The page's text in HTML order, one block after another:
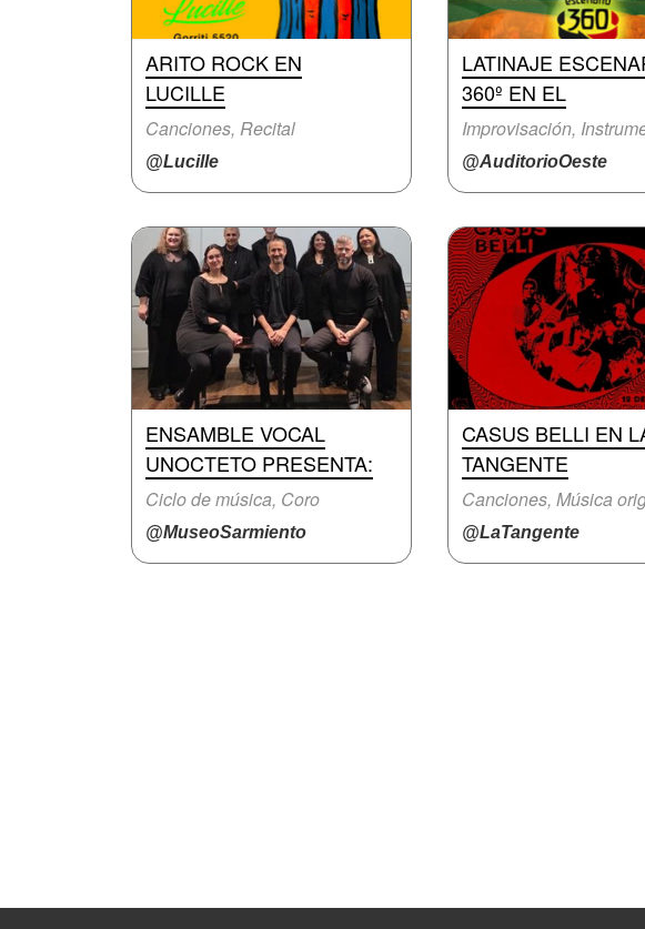
ARITO ROCK EN
LUCILLE
Canciones, Recital
@Lucille
LATINAJE
360º EN EL
Improvisación,
@AuditorioOeste
ENSAMBLE VOCAL
UNOCTETO PRESENTA:
Ciclo de música, Coro
@MuseoSarmiento
CASUS BELLI EN
TANGENTE
Canciones, Música
@LaTangente